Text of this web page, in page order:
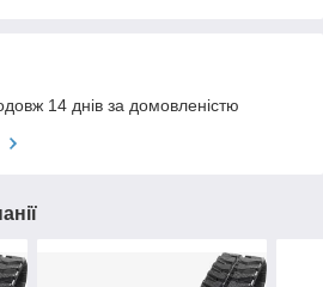
14 днів за домовленістю